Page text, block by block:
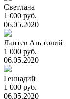
Светлана
1 000 руб.
06.05.2020
Лаптев Анатолий
1 000 руб.
06.05.2020
Геннадий
1 000 руб.
06.05.2020